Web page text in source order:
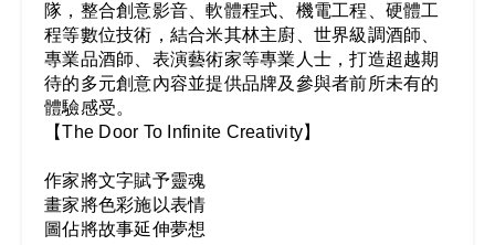
隊，整合創意影音、軟體程式、機電工程、硬體工
程等數位技術，結合米其林主廚、世界級調酒師、
專業品酒師、表演藝術家等專業人士，打造超越期
待的多元創意內容並提供品牌及參與者前所未有的
體驗感受。
【The Door To Infinite Creativity】
作家將文字賦予靈魂
畫家將色彩施以表情
圖佔將故事延伸夢想